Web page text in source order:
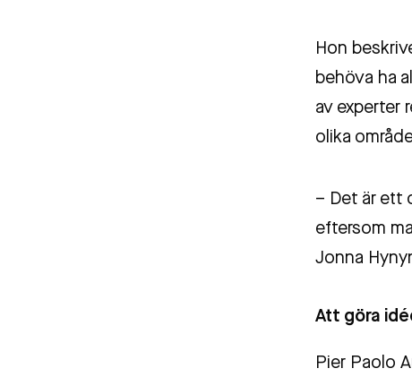
Hon
behöva ha
av experter
olika
– Det är ett
eftersom
Jonna
Att göra
Pier Paolo